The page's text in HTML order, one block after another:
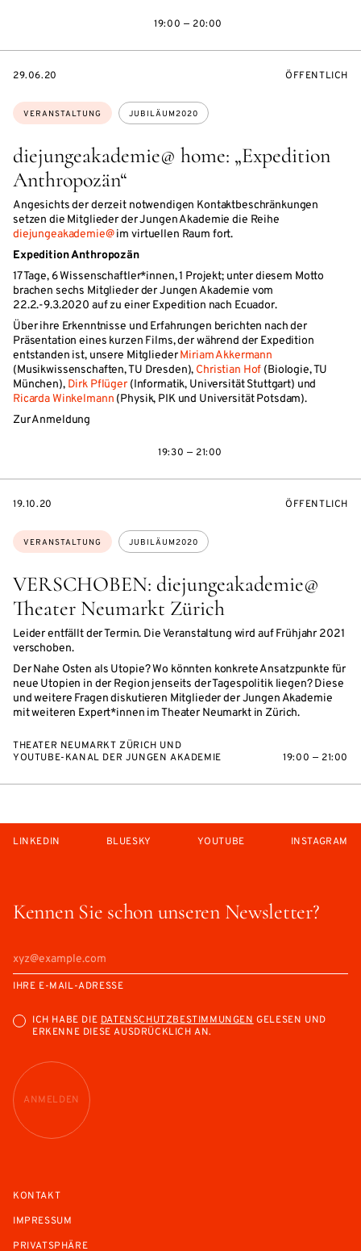
19:00 — 20:00
diejungeakademie@ home: „Expedition
Anthropozän“
Angesichts der derzeit notwendigen Kontaktbeschränkungen
setzen die Mitglieder der Jungen Akademie die Reihe
diejungeakademie@im virtuellen Raum fort.
Expedition Anthropozän
17 Tage, 6 Wissenschaftler*innen, 1 Projekt; unter diesem Motto
brachen sechs Mitglieder der Jungen Akademie vom
22.2.-9.3.2020 auf zu einer Expedition nach Ecuador.
Über ihre Erkenntnisse und Erfahrungen berichten nach der
Präsentation eines kurzen Films, der während der Expedition
entstanden ist, unsere MitgliederMiriam Akkermann
(Musikwissenschaften, TU Dresden), Christian Hof (Biologie, TU
München), Dirk Pflüger(Informatik, Universität Stuttgart) und
Ricarda Winkelmann (Physik, PIK und Universität Potsdam).
Zur Anmeldung
Themen:
VERANSTALTUNG JUBILÄUM2020
EVENTBEGINSON
29.06.20 ÖFFENTLICH
19:30 — 21:00
VERSCHOBEN: diejungeakademie@
Theater Neumarkt Zürich
Leider entfällt der Termin. Die Veranstaltung wird auf Frühjahr 2021
verschoben.
Der Nahe Osten als Utopie? Wo könnten konkrete Ansatzpunkte für
neue Utopien in der Region jenseits der Tagespolitik liegen? Diese
und weitere Fragen diskutieren Mitglieder der Jungen Akademie
mit weiteren Expert*innen im Theater Neumarkt in Zürich.
Themen:
VERANSTALTUNG JUBILÄUM2020
EVENTBEGINSON
19.10.20 ÖFFENTLICH
THEATER NEUMARKT ZÜRICH UND
YOUTUBE-KANAL DER JUNGEN AKADEMIE
19:00 — 21:00
Kennen Sie schon unseren Newsletter?
IHRE E-MAIL-ADRESSE
ICH HABE DIEDATENSCHUTZBESTIMMUNGENGELESEN UND
ERKENNE DIESE AUSDRÜCKLICH AN.
ANMELDEN
LINKEDIN BLUESKY YOUTUBE INSTAGRAM
KONTAKT
IMPRESSUM
PRIVATSPHÄRE